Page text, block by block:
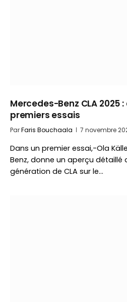
Mercedes-Benz CLA 2025
premiers essais
ParFaris Bouchaala 7 novembre
Dans un premier essai,-Ola
Benz, donne un aperçu détaillé
génération de CLA sur le…